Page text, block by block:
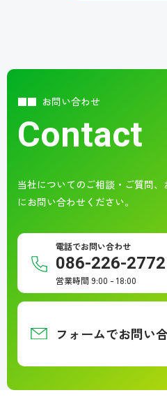
お問い合わせ
Contact
当社についてのご相談・ご質問、
にお問い合わせください。
電話でお問い合わせ
086-226-2772
営業時間 9:00 - 18:00
フォームでお問い